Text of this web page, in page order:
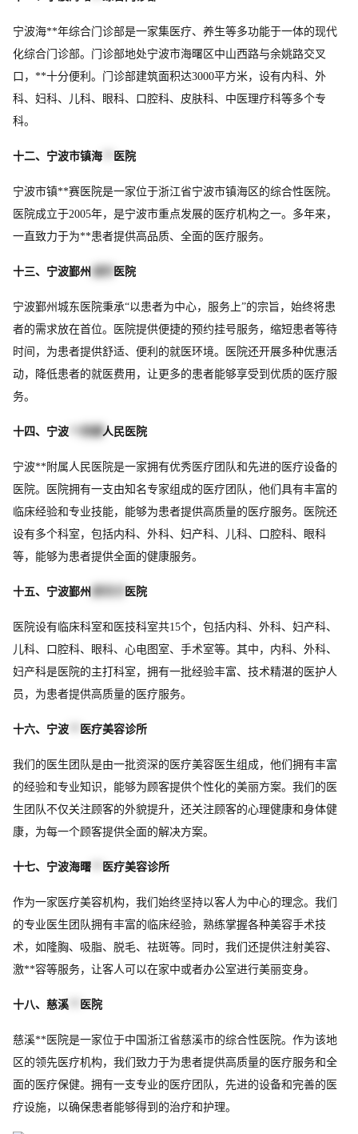
宁波海**年综合门诊部是一家集医疗、养生等多功能于一体的现代
化综合门诊部。门诊部地处宁波市海曙区中山西路与余姚路交叉
口，**十分便利。门诊部建筑面积达3000平方米，设有内科、外
科、妇科、儿科、眼科、口腔科、皮肤科、中医理疗科等多个专
科。
十二、宁波市镇海 医院
宁波市镇**赛医院是一家位于浙江省宁波市镇海区的综合性医院。
医院成立于2005年，是宁波市重点发展的医疗机构之一。多年来，
一直致力于为**患者提供高品质、全面的医疗服务。
十三、宁波鄞州 医院
宁波鄞州城东医院秉承“以患者为中心，服务上”的宗旨，始终将患
者的需求放在首位。医院提供便捷的预约挂号服务，缩短患者等待
时间，为患者提供舒适、便利的就医环境。医院还开展多种优惠活
动，降低患者的就医费用，让更多的患者能够享受到优质的医疗服
务。
十四、宁波 **附属 人民医院
宁波**附属人民医院是一家拥有优秀医疗团队和先进的医疗设备的
医院。医院拥有一支由知名专家组成的医疗团队，他们具有丰富的
临床经验和专业技能，能够为患者提供高质量的医疗服务。医院还
设有多个科室，包括内科、外科、妇产科、儿科、口腔科、眼科
等，能够为患者提供全面的健康服务。
十五、宁波鄞州 医院
医院设有临床科室和医技科室共15个，包括内科、外科、妇产科、
儿科、口腔科、眼科、心电图室、手术室等。其中，内科、外科、
妇产科是医院的主打科室，拥有一批经验丰富、技术精湛的医护人
员，为患者提供高质量的医疗服务。
十六、宁波 医疗美容诊所
我们的医生团队是由一批资深的医疗美容医生组成，他们拥有丰富
的经验和专业知识，能够为顾客提供个性化的美丽方案。我们的医
生团队不仅关注顾客的外貌提升，还关注顾客的心理健康和身体健
康，为每一个顾客提供全面的解决方案。
十七、宁波海曙 医疗美容诊所
作为一家医疗美容机构，我们始终坚持以客人为中心的理念。我们
的专业医生团队拥有丰富的临床经验，熟练掌握各种美容手术技
术，如隆胸、吸脂、脱毛、祛斑等。同时，我们还提供注射美容、
激**容等服务，让客人可以在家中或者办公室进行美丽变身。
十八、慈溪 医院
慈溪**医院是一家位于中国浙江省慈溪市的综合性医院。作为该地
区的领先医疗机构，我们致力于为患者提供高质量的医疗服务和全
面的医疗保健。拥有一支专业的医疗团队，先进的设备和完善的医
疗设施，以确保患者能够得到的治疗和护理。